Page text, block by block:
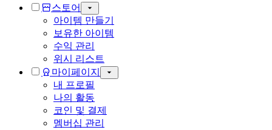
스토어
아이템 만들기
보유한 아이템
수익 관리
위시 리스트
마이페이지
내 프로필
나의 활동
코인 및 결제
멤버십 관리